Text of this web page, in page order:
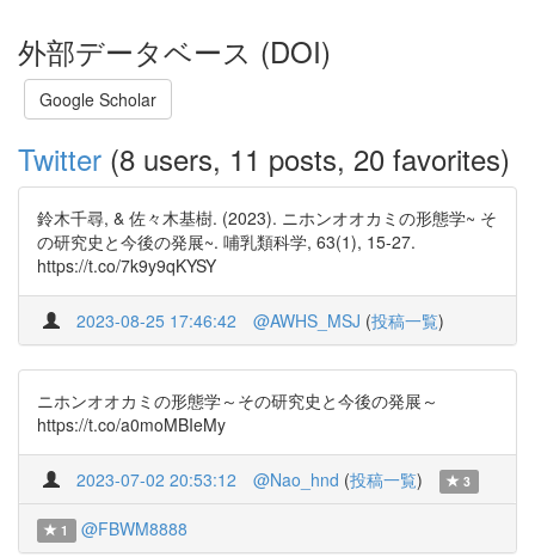
外部データベース (DOI)
Google Scholar
Twitter (8 users, 11 posts, 20 favorites)
鈴木千尋, & 佐々木基樹. (2023). ニホンオオカミの形態学~ そ
の研究史と今後の発展~. 哺乳類科学, 63(1), 15-27.
https://t.co/7k9y9qKYSY
2023-08-25 17:46:42 @AWHS_MSJ (投稿一覧)
ニホンオオカミの形態学～その研究史と今後の発展～
https://t.co/a0moMBIeMy
2023-07-02 20:53:12 @Nao_hnd (投稿一覧) 3
1 @FBWM8888